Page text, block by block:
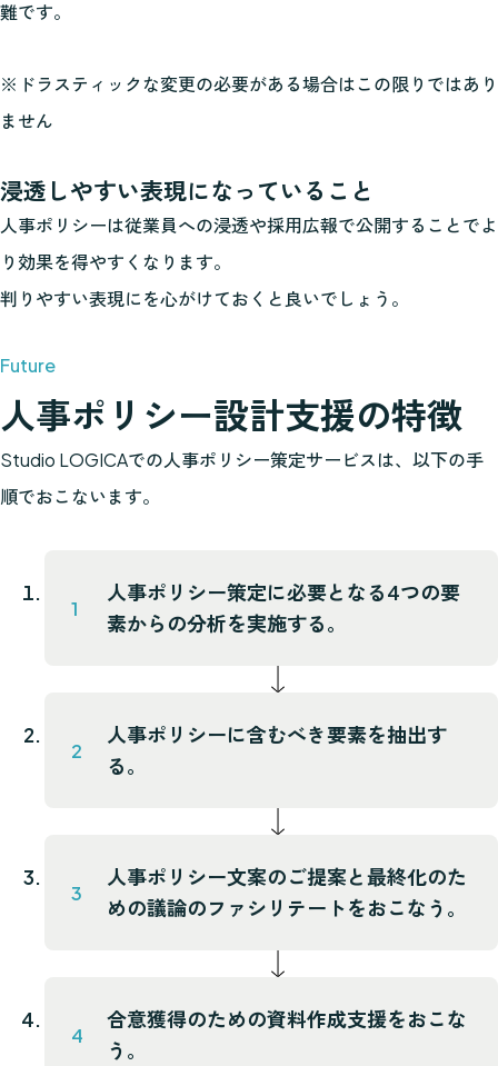
難です。
※ドラスティックな変更の必要がある場合はこの限りではあり
ません
浸透しやすい表現になっていること
人事ポリシーは従業員への浸透や採用広報で公開することでよ
り効果を得やすくなります。
判りやすい表現にを心がけておくと良いでしょう。
人事ポリシー設計支援の特徴
Studio LOGICAでの人事ポリシー策定サービスは、以下の手
順でおこないます。
人事ポリシー策定に必要となる4つの要
素からの分析を実施する。
人事ポリシーに含むべき要素を抽出す
る。
人事ポリシー文案のご提案と最終化のた
めの議論のファシリテートをおこなう。
合意獲得のための資料作成支援をおこな
う。